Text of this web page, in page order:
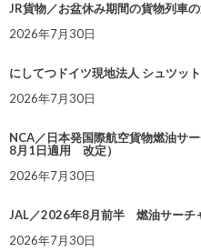
JR貨物／お盆休み期間の貨物列車
2026年7月30日
にしてつドイツ現地法人 シュツッ
2026年7月30日
NCA／日本発国際航空貨物燃油サ
8月1日適用 改定）
2026年7月30日
JAL／2026年8月前半 燃油サーチ
2026年7月30日